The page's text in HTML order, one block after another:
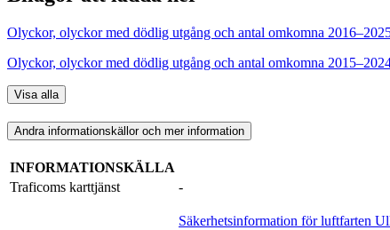
Olyckor, olyckor med dödlig utgång och antal omkomna
Olyckor, olyckor med dödlig utgång och antal omkomna
Visa alla
Andra informationskällor och mer information
INFORMATIONSKÄLLA
Traficoms karttjänst
-
Säkerhetsinformation för luftfarten